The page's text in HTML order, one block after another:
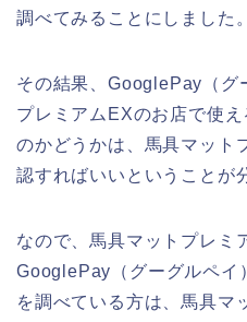
調べてみることにしました。
その結果、GooglePay（グ
プレミアムEXのお店で使
のかどうかは、馬具マット
認すればいいということが
なので、馬具マットプレミ
GooglePay（グーグルペイ
を調べている方は、馬具マ